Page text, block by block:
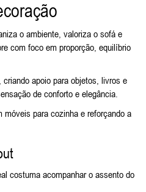
o ambiente, valoriza o sofá e
com foco em proporção, equilíbrio
apoio para objetos, livros e
de conforto e elegância.
móveis para cozinha e reforçando a
costuma acompanhar o assento do